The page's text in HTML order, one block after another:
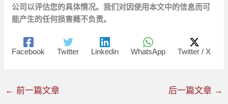
公司以评估您的具体情况。我们对因使用本文中的信息而可
能产生的任何损害概不负责。
Facebook Twitter Linkedin WhatsApp Twitter / X
← 前一篇文章 后一篇文章 →